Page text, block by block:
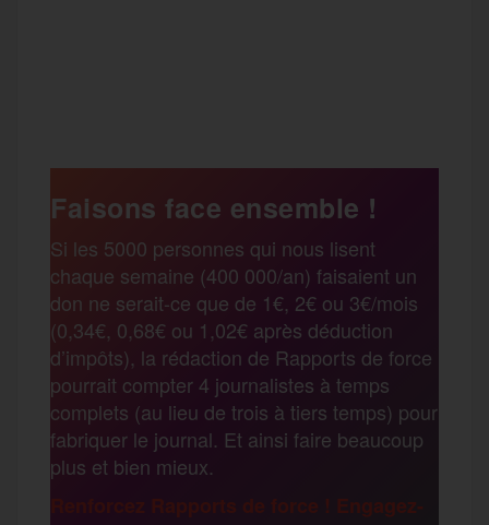
b
o
o
k
t
e
r
l
s
a
g
e
m
r
t
a
g
e
Faisons face ensemble !
Si les 5000 personnes qui nous lisent
chaque semaine (400 000/an) faisaient un
don ne serait-ce que de 1€, 2€ ou 3€/mois
(0,34€, 0,68€ ou 1,02€ après déduction
d’impôts), la rédaction de Rapports de force
pourrait compter 4 journalistes à temps
complets (au lieu de trois à tiers temps) pour
fabriquer le journal. Et ainsi faire beaucoup
plus et bien mieux.
Renforcez Rapports de force ! Engagez-